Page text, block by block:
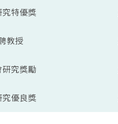
究特優獎
教授
研究獎勵
究優良獎